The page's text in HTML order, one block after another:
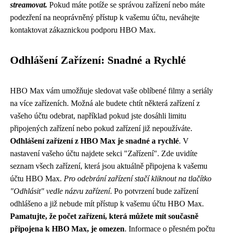
streamovat. Pokud máte potíže se správou zařízení nebo máte
podezření na neoprávněný přístup k vašemu účtu, neváhejte
kontaktovat zákaznickou podporu HBO Max.
Odhlášení Zařízení: Snadné a Rychlé
HBO Max vám umožňuje sledovat vaše oblíbené filmy a seriály
na více zařízeních. Možná ale budete chtít některá zařízení z
vašeho účtu odebrat, například pokud jste dosáhli limitu
připojených zařízení nebo pokud zařízení již nepoužíváte.
Odhlášení zařízení z HBO Max je snadné a rychlé. V
nastavení vašeho účtu najdete sekci "Zařízení". Zde uvidíte
seznam všech zařízení, která jsou aktuálně připojena k vašemu
účtu HBO Max. Pro odebrání zařízení stačí kliknout na tlačítko
"Odhlásit" vedle názvu zařízení. Po potvrzení bude zařízení
odhlášeno a již nebude mít přístup k vašemu účtu HBO Max.
Pamatujte, že počet zařízení, která můžete mít současně
připojena k HBO Max, je omezen. Informace o přesném počtu